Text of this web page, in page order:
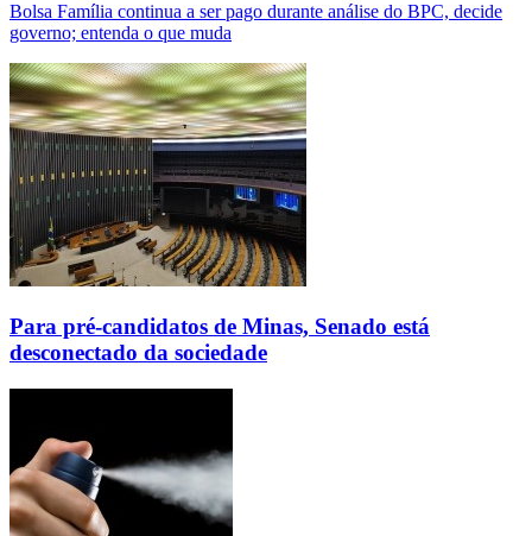
Bolsa Família continua a ser pago durante análise do BPC, decide
governo; entenda o que muda
Para pré-candidatos de Minas, Senado está
desconectado da sociedade